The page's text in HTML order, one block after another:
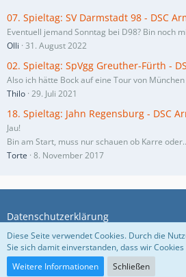
07. Spieltag: SV Darmstadt 98 - DSC
Eventuell jemand Sonntag bei D98? Bin noch
Olli 31. August 2022
02. Spieltag: SpVgg Greuther-Fürth -
Also ich hätte Bock auf eine Tour von München
Thilo 29. Juli 2021
18. Spieltag: Jahn Regensburg - DSC
Jau!
Bin am Start, muss nur schauen ob Karre
Torte 8. November 2017
Datenschutzerklärung
Community-Software:
Diese Seite verwendet Cookies. Durch die
Sie sich damit einverstanden, dass wir
Weitere Informationen
Schließen